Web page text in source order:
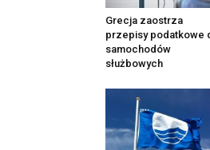
Grecja zaostrza
przepisy podatkowe
samochodów
służbowych